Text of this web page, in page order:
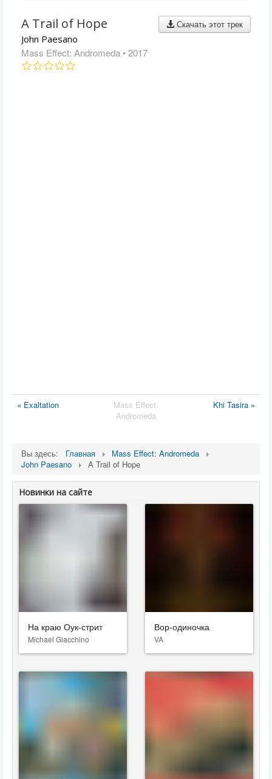
Скачать этот трек
A Trail of Hope
John Paesano
Mass Effect: Andromeda • 2017
« Exaltation
Mass Effect:
Andromeda
Khi Tasira »
Вы здесь: Главная
Mass Effect: Andromeda
John Paesano
A Trail of Hope
Новинки на сайте
На краю Оук-стрит
Michael Giacchino
Вор-одиночка
VA